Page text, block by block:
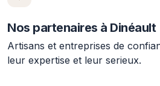
Nos partenaires à Dinéault
Artisans et entreprises de
leur expertise et leur serieux.